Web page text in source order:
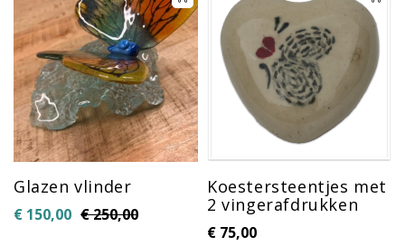
Glazen vlinder
€250,00
€ 150,00
Koestersteentjes met
2 vingerafdrukken
€ 75,00